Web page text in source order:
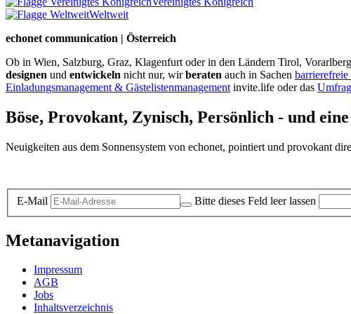
Weltweit
echonet communication | Österreich
Ob in Wien, Salzburg, Graz, Klagenfurt oder in den Ländern Tirol,
designen und entwickeln nicht nur, wirberaten auch in Sachen barrierefreie
Einladungsmanagement & Gästelistenmanagement invite.life oder das
Böse, Provokant, Zynisch, Persönlich - und
Neuigkeiten aus dem Sonnensystem von echonet, pointiert und provokant
E-Mail Bitte dieses Feld leer lassen
Metanavigation
Impressum
AGB
Jobs
Inhaltsverzeichnis